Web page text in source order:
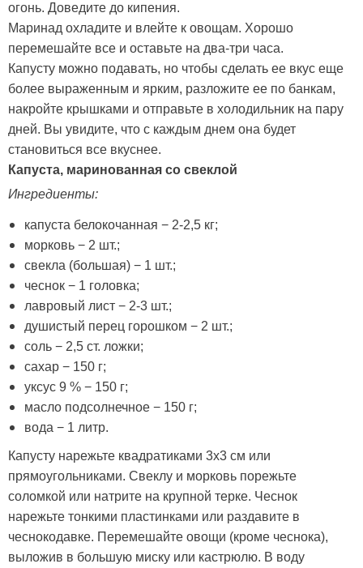
огонь. Доведите до кипения.
Маринад охладите и влейте к овощам. Хорошо
перемешайте все и оставьте на два-три часа.
Капусту можно подавать, но чтобы сделать ее вкус еще
более выраженным и ярким, разложите ее по банкам,
накройте крышками и отправьте в холодильник на пару
дней. Вы увидите, что с каждым днем она будет
становиться все вкуснее.
Капуста, маринованная со свеклой
Ингредиенты:
капуста белокочанная − 2-2,5 кг;
морковь − 2 шт.;
свекла (большая) − 1 шт.;
чеснок − 1 головка;
лавровый лист − 2-3 шт.;
душистый перец горошком − 2 шт.;
соль − 2,5 ст. ложки;
сахар − 150 г;
уксус 9 % − 150 г;
масло подсолнечное − 150 г;
вода − 1 литр.
Капусту нарежьте квадратиками 3х3 см или
прямоугольниками. Свеклу и морковь порежьте
соломкой или натрите на крупной терке. Чеснок
нарежьте тонкими пластинками или раздавите в
чеснокодавке. Перемешайте овощи (кроме чеснока),
выложив в большую миску или кастрюлю. В воду